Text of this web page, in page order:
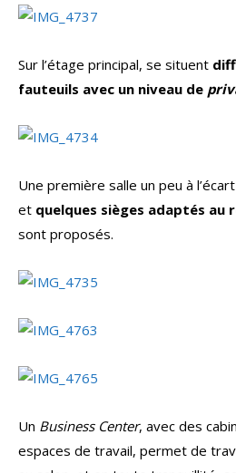
Sur l’étage principal, se situent
fauteuils avec un niveau de
Une première salle un peu à
et quelques sièges adaptés au
sont proposés.
Un Business Center, avec des
espaces de travail, permet de